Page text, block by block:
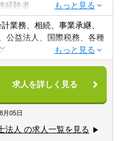
経験者
査経験1年以上ある方)※税
士の方も歓迎いたしま
まらず、総合的な観点か
ィングに携りたい方
ルに発揮できる環境で働き
業務、相続、事業承継、
公益法人、国際税務、各種
の規模でお客様に対して
います。
士、公認会計士、中小企
務・会計に関わる様々な分
が集結し、案件によって
求人を詳しく見る
月05日
法人 の求人一覧を見る